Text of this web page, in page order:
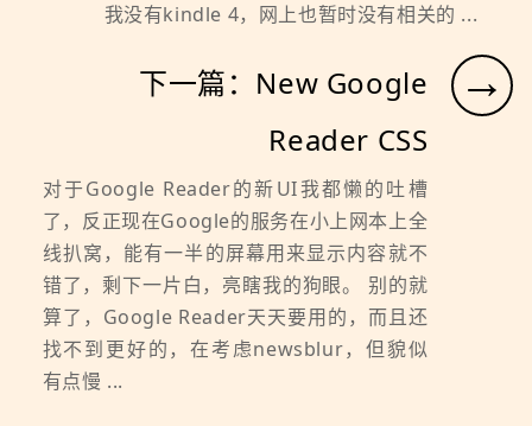
我没有kindle 4，网上也暂时没有相关的 ...
→
下一篇：New Google
Reader CSS
对于Google Reader的新UI我都懒的吐槽
了，反正现在Google的服务在小上网本上全
线扒窝，能有一半的屏幕用来显示内容就不
错了，剩下一片白，亮瞎我的狗眼。 别的就
算了，Google Reader天天要用的，而且还
找不到更好的，在考虑newsblur，但貌似
有点慢 ...